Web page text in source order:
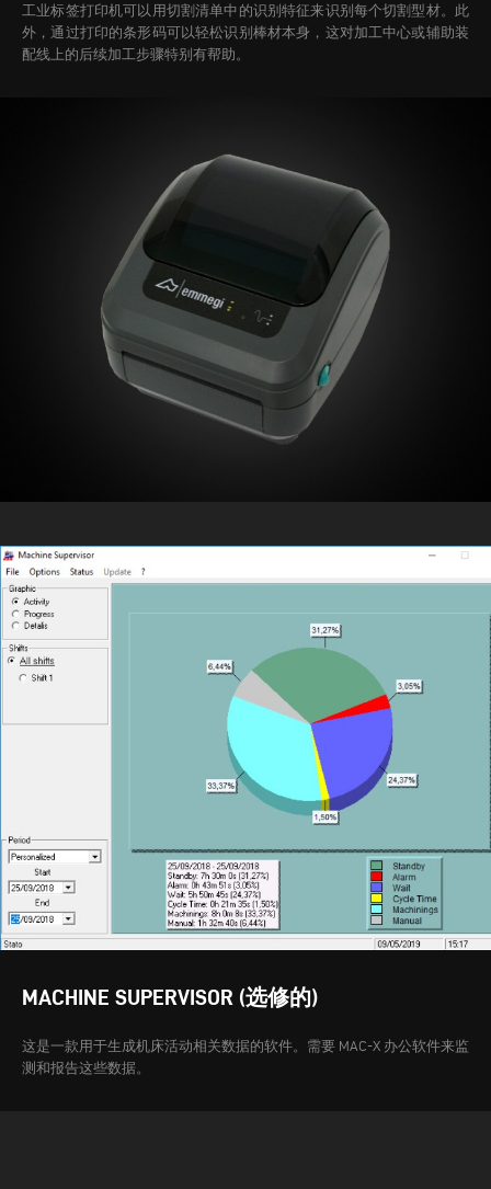
工业标签打印机可以用切割清单中的识别特征来识别每个切割型材。此
外，通过打印的条形码可以轻松识别棒材本身，这对加工中心或辅助装
配线上的后续加工步骤特别有帮助。
MACHINE SUPERVISOR (选修的)
这是一款用于生成机床活动相关数据的软件。需要 MAC-X 办公软件来监
测和报告这些数据。